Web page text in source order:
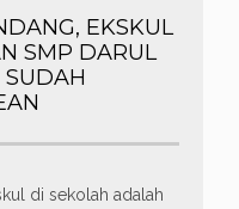
EKSKUL
SMP DARUL
di sekolah adalah